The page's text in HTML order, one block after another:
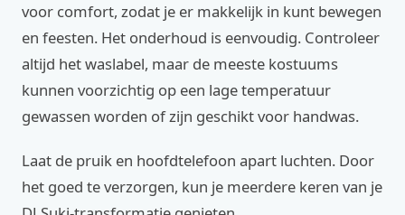
voor comfort, zodat je er makkelijk in kunt bewegen
en feesten. Het onderhoud is eenvoudig. Controleer
altijd het waslabel, maar de meeste kostuums
kunnen voorzichtig op een lage temperatuur
gewassen worden of zijn geschikt voor handwas.
Laat de pruik en hoofdtelefoon apart luchten. Door
het goed te verzorgen, kun je meerdere keren van je